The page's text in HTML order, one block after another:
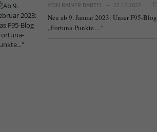
VON RAINER BARTEL 22.12.2022
Neu ab 9. Januar 2023: Unser F95-Blog
„Fortuna-Punkte…“